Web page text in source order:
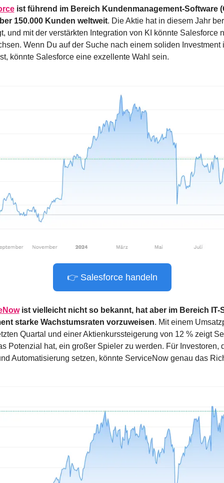
ist führend im Bereich Kundenmanagement-Software
150.000 Kunden weltweit. Die Aktie hat in diesem Jahr
und mit der verstärkten Integration von KI könnte Salesforce
Wenn Du auf der Suche nach einem soliden Investment
könnte Salesforce eine exzellente Wahl sein.
👉 Salesforce handeln
ist vielleicht nicht so bekannt, hat aber im Bereich IT-
starke Wachstumsraten vorzuweisen. Mit einem
Quartal und einer Aktienkurssteigerung von 12 % zeigt
Potenzial hat, ein großer Spieler zu werden. Für Investoren,
Automatisierung setzen, könnte ServiceNow genau das